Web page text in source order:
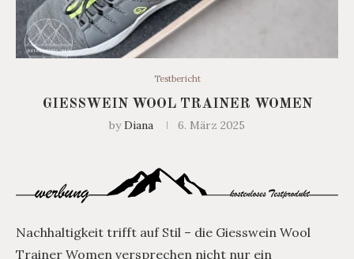
Testbericht
GIESSWEIN WOOL TRAINER WOMEN
byDiana 6. März 2025
Nachhaltigkeit trifft auf Stil – die Giesswein Wool
Trainer Women versprechen nicht nur ein